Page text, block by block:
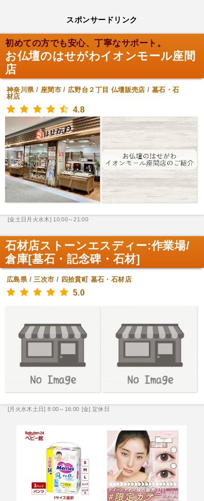
スポンサードリンク
初めての方でも安心、丁寧なサポート。
お仏壇のはせがわイオンモール座間
店
神奈川県/ 座間市/ 広野台２丁目 仏壇販売店 / 墓石・石
材店
4.8
[金土日月火水木] 10:00～21:00
石材店ストーンエスディー:作業場/
倉庫[墓石・記念碑・石材]
広島県/三次市 / 四拾貫町 墓石・石材店
5.0
[月火水木土日] 8:00～16:00 [金] 定休日